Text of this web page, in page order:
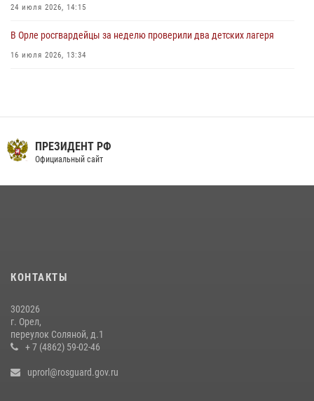
24 июля 2026, 14:15
В Орле росгвардейцы за неделю проверили два детских лагеря
16 июля 2026, 13:34
13 июля 2026, 14:29
На брифинге росгвардейцы рассказали орловцам об изменениях в
законодательстве, регулирующем оборот оружия
15 июля 2026, 14:49
ПРЕЗИДЕНТ РФ
Официальный сайт
КОНТАКТЫ
302026
г. Орел,
переулок Соляной, д.1
+ 7 (4862) 59-02-46
uprorl@rosguard.gov.ru